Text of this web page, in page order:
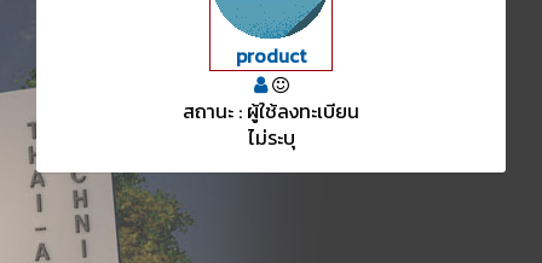
product
สถานะ : ผู้ใช้ลงทะเบียน
ไม่ระบุ